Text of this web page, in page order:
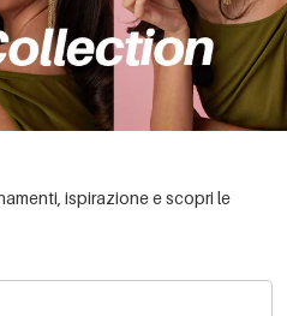
ispirazione e scopri le